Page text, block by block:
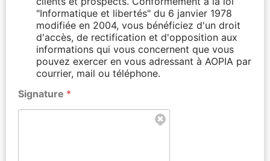
"Informatique et libertés" du 6 janvier 1978
modifiée en 2004, vous bénéficiez d'un droit
d'accès, de rectification et d'opposition aux
informations qui vous concernent que vous
pouvez exercer en vous adressant à AOPIA par
courrier, mail ou téléphone.
Signature *